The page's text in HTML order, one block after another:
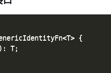
{
T;